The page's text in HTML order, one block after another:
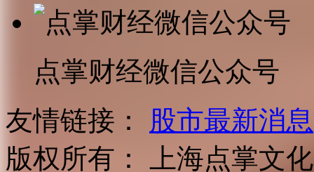
点掌财经微信公众号
友情链接：
股市最新消息
版权所有：
上海点掌文